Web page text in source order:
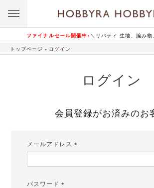
ファイナルセール開催中♪ ＼リバティ 生地、編み物
トップページ ログイン
ログイン
会員登録がお済みのお
メールアドレス
パスワード